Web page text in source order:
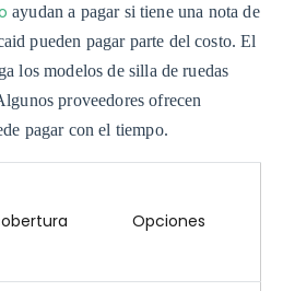
ayudan a pagar si tiene una nota de
pueden pagar parte del costo. El
los modelos de silla de ruedas
proveedores ofrecen
pagar con el tiempo.
Opciones